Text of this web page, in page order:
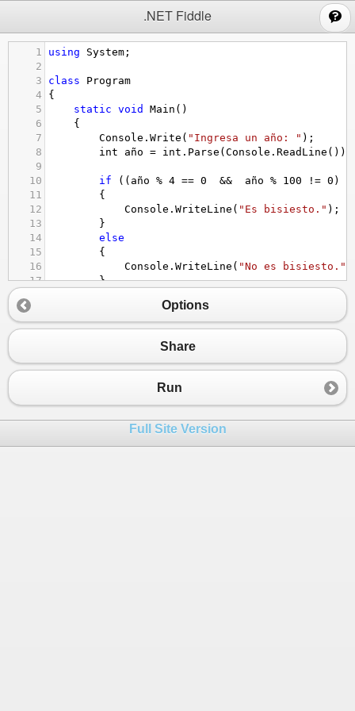
.NET Fiddle
1 using System ;
2
3
class
Program
4
{
5
static void Main ()
6
    {
7
Console . Write ( "Ingresa un año: " );
8
int año = int . Parse ( Console . ReadLine ());
9
10
if (( año % 4 == 0 && año % 100 != 0 )
11
        {
12
Console . WriteLine ( "Es bisiesto." );
13
        }
14
else
15
        {
16
Console . WriteLine ( "No es bisiesto."
17
        }
19
Options
Share
Run
Full Site Version